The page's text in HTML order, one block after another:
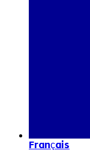
Français